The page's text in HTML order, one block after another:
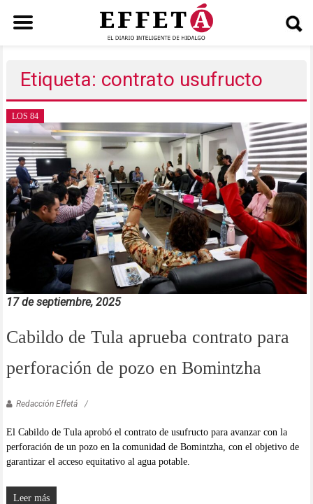
contenidoEtiqueta: contrato usufructo
LOS 84
17 de septiembre, 2025
Cabildo de Tula aprueba contrato para
perforación de pozo en Bomintzha
Redacción Effetá
El Cabildo de Tula aprobó el contrato de usufructo para avanzar con la
perforación de un pozo en la comunidad de Bomintzha, con el objetivo de
garantizar el acceso equitativo al agua potable.
Leer más